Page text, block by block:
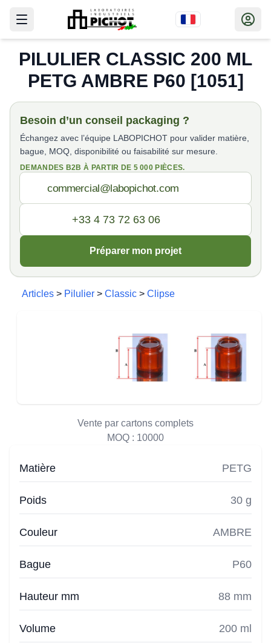
PILULIER CLASSIC 200 ML
PETG AMBRE P60 [1051]
Besoin d’un conseil packaging ?
Échangez avec l’équipe LABOPICHOT pour valider matière,
bague, MOQ, disponibilité ou faisabilité sur mesure.
DEMANDES B2B À PARTIR DE 5 000 PIÈCES.
Préparer mon projet
Articles > Pilulier > Classic > Clipse
Vente par cartons complets
MOQ : 10000
Matière PETG
Poids 30 g
Couleur AMBRE
Bague P60
Hauteur mm 88 mm
Volume 200 ml